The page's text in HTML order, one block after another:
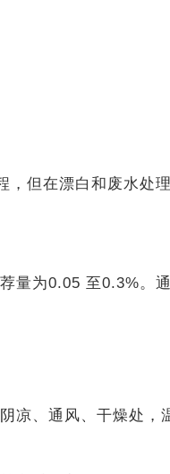
但在漂白和废水处
量为0.05 至0.3%。
凉、通风、干燥处，